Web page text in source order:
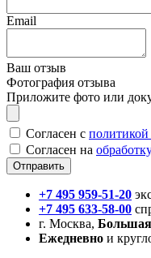
Email
Ваш отзыв
Фотография отзыва
Приложите фото или
Согласен с
Согласен на
+7 495 959-51-20
+7 495 633-58-00
г. Москва,
Ежедневно и